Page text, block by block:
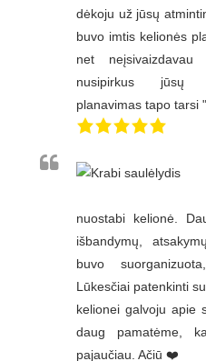
dėkoju už jūsų
buvo imtis kelionės
net
nusipirkus jūsų
planavimas tapo tarsi
nuostabi kelionė.
išbandymų,
buvo
Lūkesčiai patenkinti
kelionei galvoju apie
daug pamatėme,
pajaučiau. Ačiū ❤️